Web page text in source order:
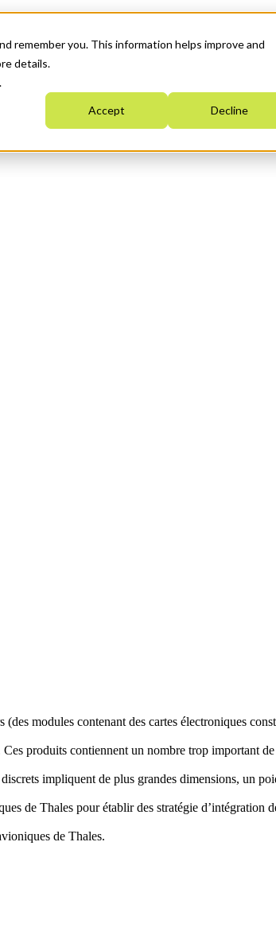
remember you. This information helps improve and
details.
Accept Decline
modules contenant des cartes électroniques
produits contiennent un nombre trop important de
impliquent de plus grandes dimensions, un
de Thales pour établir des stratégie d’intégration
de Thales.